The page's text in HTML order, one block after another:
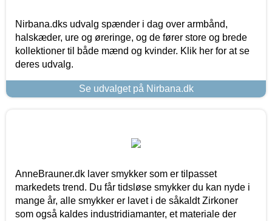
Nirbana.dks udvalg spænder i dag over armbånd,
halskæder, ure og øreringe, og de fører store og brede
kollektioner til både mænd og kvinder. Klik her for at se
deres udvalg.
Se udvalget på Nirbana.dk
AnneBrauner.dk laver smykker som er tilpasset
markedets trend. Du får tidsløse smykker du kan nyde i
mange år, alle smykker er lavet i de såkaldt Zirkoner
som også kaldes industridiamanter, et materiale der